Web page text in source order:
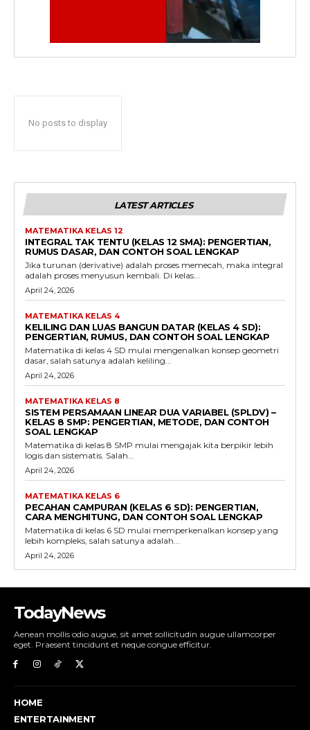
No posts to display
LATEST ARTICLES
MATEMATIKA KELAS 12
INTEGRAL TAK TENTU (KELAS 12 SMA): PENGERTIAN,
RUMUS DASAR, DAN CONTOH SOAL LENGKAP
Jika turunan (derivative) adalah proses memecah, maka integral
adalah proses menyusun kembali. Di kelas...
April 24, 2026
MATEMATIKA KELAS 4
KELILING DAN LUAS BANGUN DATAR (KELAS 4 SD):
PENGERTIAN, RUMUS, DAN CONTOH SOAL LENGKAP
Matematika di kelas 4 SD mulai mengenalkan konsep geometri
dasar, salah satunya adalah keliling...
April 24, 2026
MATEMATIKA KELAS 8
SISTEM PERSAMAAN LINEAR DUA VARIABEL (SPLDV) –
KELAS 8 SMP: PENGERTIAN, METODE, DAN CONTOH
SOAL LENGKAP
Matematika di kelas 8 SMP mulai mengajak kita berpikir lebih
logis dan sistematis. Salah...
April 24, 2026
MATEMATIKA KELAS 6
PECAHAN CAMPURAN (KELAS 6 SD): PENGERTIAN,
CARA MENGHITUNG, DAN CONTOH SOAL LENGKAP
Matematika di kelas 6 SD mulai memperkenalkan konsep yang
lebih kompleks, salah satunya adalah...
April 24, 2026
TodayNews
Aenean mollis odio augue, sit amet sollicitudin augue ullamcorper
eget. Praesent tincidunt et neque congue efficitur.
HOME
ENTERTAINMENT